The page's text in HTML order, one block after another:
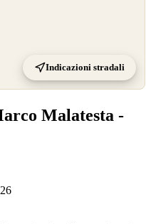
Indicazioni stradali
Malatesta -